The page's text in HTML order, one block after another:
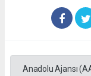
Anadolu Ajansı